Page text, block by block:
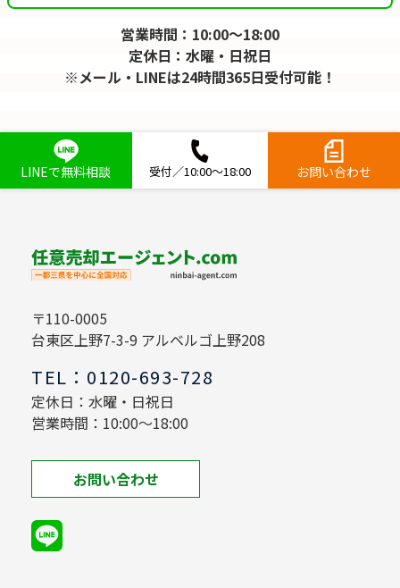
営業時間：10:00～18:00
定休日：水曜・日祝日
※メール・LINEは24時間365日受付可能！
LINEで無料相談 受付／10:00～18:00 お問い合わせ
〒110-0005
台東区上野7-3-9 アルベルゴ上野208
TEL：0120-693-728
定休日：水曜・日祝日
営業時間：10:00～18:00
お問い合わせ